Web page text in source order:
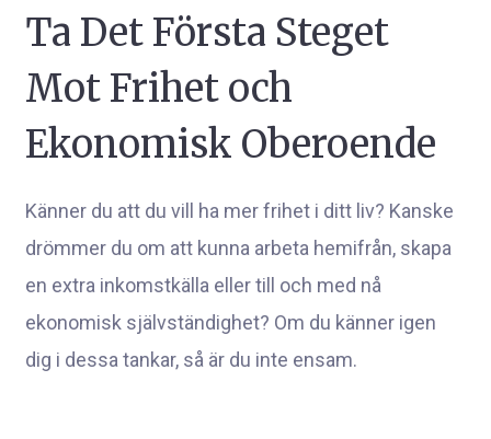
Ta Det Första Steget
Mot Frihet och
Ekonomisk Oberoende
Känner du att du vill ha mer frihet i ditt liv? Kanske
drömmer du om att kunna arbeta hemifrån, skapa
en extra inkomstkälla eller till och med nå
ekonomisk självständighet? Om du känner igen
dig i dessa tankar, så är du inte ensam.